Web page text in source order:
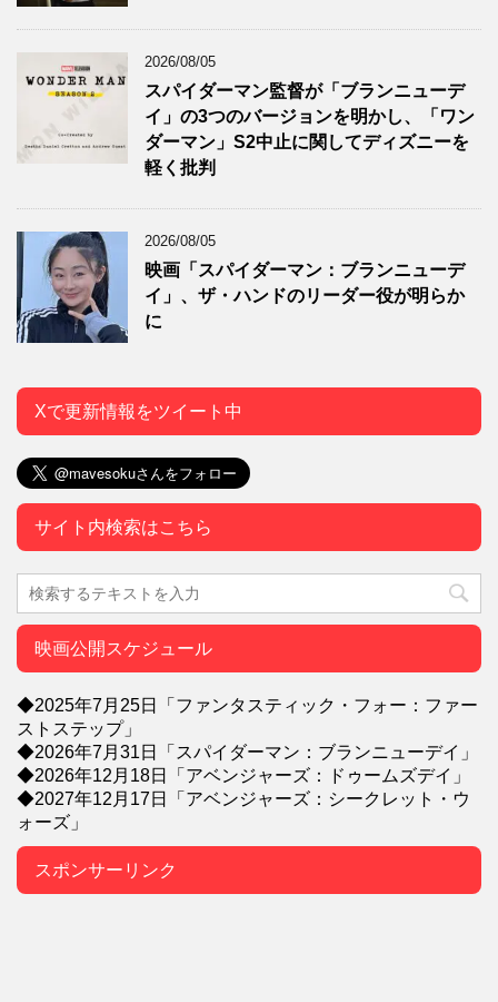
2026/08/05
スパイダーマン監督が「ブランニューデ
イ」の3つのバージョンを明かし、「ワン
ダーマン」S2中止に関してディズニーを
軽く批判
2026/08/05
映画「スパイダーマン：ブランニューデ
イ」、ザ・ハンドのリーダー役が明らか
に
Xで更新情報をツイート中
サイト内検索はこちら
映画公開スケジュール
◆2025年7月25日「ファンタスティック・フォー：ファー
ストステップ」
◆2026年7月31日「スパイダーマン：ブランニューデイ」
◆2026年12月18日「アベンジャーズ：ドゥームズデイ」
◆2027年12月17日「アベンジャーズ：シークレット・ウ
ォーズ」
スポンサーリンク